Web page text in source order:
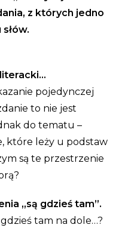
z których jedno
pojedynczej
to nie jest
do tematu –
które leży u podstaw
są te przestrzenie
„są gdzieś tam”.
tam na dole…?